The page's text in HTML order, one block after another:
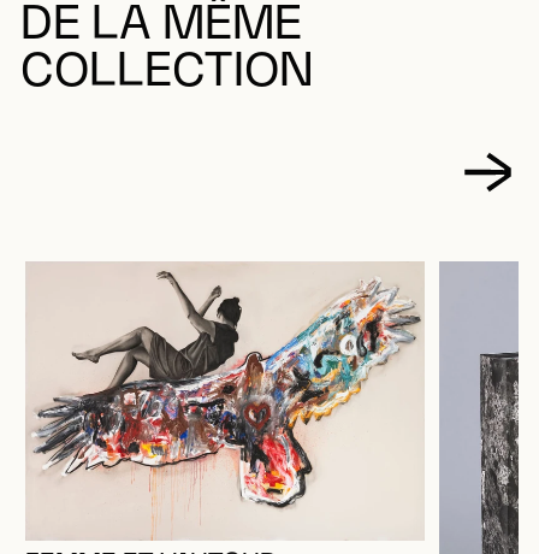
DE LA MÊME
COLLECTION